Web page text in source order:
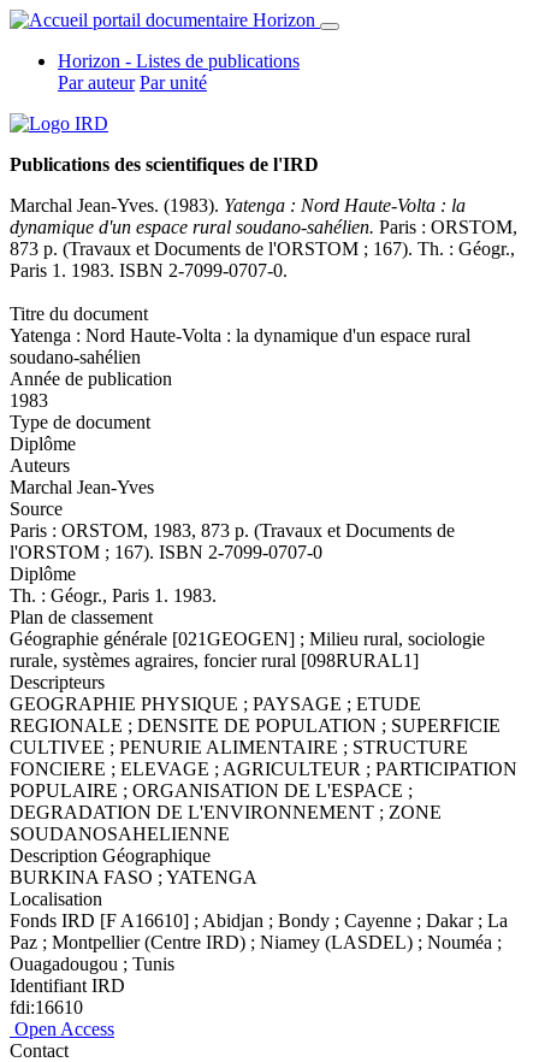
Horizon - Listes de publications
Par auteur Par unité
Publications des scientifiques de l'IRD
Marchal Jean-Yves. (1983). Yatenga : Nord Haute-Volta : la
dynamique d'un espace rural soudano-sahélien. Paris : ORSTOM,
873 p. (Travaux et Documents de l'ORSTOM ; 167). Th. : Géogr.,
Paris 1. 1983. ISBN 2-7099-0707-0.
Titre du document
Yatenga : Nord Haute-Volta : la dynamique d'un espace rural
soudano-sahélien
Année de publication
1983
Type de document
Diplôme
Auteurs
Marchal Jean-Yves
Source
Paris : ORSTOM, 1983, 873 p. (Travaux et Documents de
l'ORSTOM ; 167). ISBN 2-7099-0707-0
Diplôme
Th. : Géogr., Paris 1. 1983.
Plan de classement
Géographie générale [021GEOGEN] ; Milieu rural, sociologie
rurale, systèmes agraires, foncier rural [098RURAL1]
Descripteurs
GEOGRAPHIE PHYSIQUE ; PAYSAGE ; ETUDE
REGIONALE ; DENSITE DE POPULATION ; SUPERFICIE
CULTIVEE ; PENURIE ALIMENTAIRE ; STRUCTURE
FONCIERE ; ELEVAGE ; AGRICULTEUR ; PARTICIPATION
POPULAIRE ; ORGANISATION DE L'ESPACE ;
DEGRADATION DE L'ENVIRONNEMENT ; ZONE
SOUDANOSAHELIENNE
Description Géographique
BURKINA FASO ; YATENGA
Localisation
Fonds IRD [F A16610] ; Abidjan ; Bondy ; Cayenne ; Dakar ; La
Paz ; Montpellier (Centre IRD) ; Niamey (LASDEL) ; Nouméa ;
Ouagadougou ; Tunis
Identifiant IRD
fdi:16610
Open Access
Contact